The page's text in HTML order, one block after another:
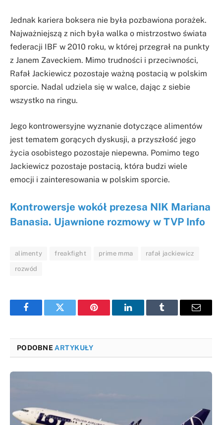
Jednak kariera boksera nie była pozbawiona porażek.
Najważniejszą z nich była walka o mistrzostwo świata
federacji IBF w 2010 roku, w której przegrał na punkty
z Janem Zaveckiem. Mimo trudności i przeciwności,
Rafał Jackiewicz pozostaje ważną postacią w polskim
sporcie. Nadal udziela się w walce, dając z siebie
wszystko na ringu.
Jego kontrowersyjne wyznanie dotyczące alimentów
jest tematem gorących dyskusji, a przyszłość jego
życia osobistego pozostaje niepewna. Pomimo tego
Jackiewicz pozostaje postacią, która budzi wiele
emocji i zainteresowania w polskim sporcie.
Kontrowersje wokół prezesa NIK Mariana
Banasia. Ujawnione rozmowy w TVP Info
alimenty freakfight prime mma rafał jackiewicz
rozwód
FacebookTwitter Pinterest LinkedInTumblr Email
PODOBNEARTYKUŁY